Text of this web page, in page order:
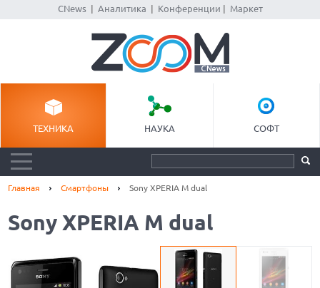
CNews| Аналитика Конференции Маркет
ТЕХНИКА НАУКА СОФТ
Главная Смартфоны Sony XPERIA M dual
Sony XPERIA M dual